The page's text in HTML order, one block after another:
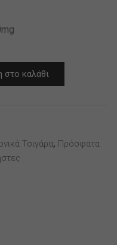
στο καλάθι
Τσιγάρα, Πρόσφατα